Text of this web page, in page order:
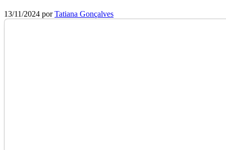
13/11/2024 porTatiana Gonçalves